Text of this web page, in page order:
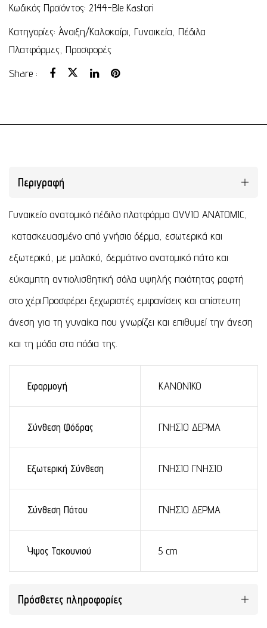
Κωδικός Προϊόντος: 2144-Ble Kastori
Κατηγορίες: Άνοιξη/Καλοκαίρι Γυναικεία Πέδιλα
Πλατφόρμες Προσφορές
Share :
Περιγραφή
Γυναικείο ανατομικό πέδιλο πλατφόρμα OVVIO ANATOMIC,
κατασκευασμένο από γνήσιο δέρμα, εσωτερικά και
εξωτερικά, με μαλακό, δερμάτινο ανατομικό πάτο και
εύκαμπτη αντιολισθητική σόλα υψηλής ποιότητας ραφτή
στο χέρι.Προσφέρει ξεχωριστές εμφανίσεις και απίστευτη
άνεση για τη γυναίκα που γνωρίζει και επιθυμεί την άνεση
και τη μόδα στα πόδια της.
Εφαρμογή ΚΑΝΟΝΙΚΟ
Σύνθεση Φόδρας ΓΝΗΣΙΟ ΔΕΡΜΑ
Εξωτερική Σύνθεση ΓΝΗΣΙΟ ΓΝΗΣΙΟ
Σύνθεση Πάτου ΓΝΗΣΙΟ ΔΕΡΜΑ
Ύψος Τακουνιού 5 cm
Πρόσθετες πληροφορίες